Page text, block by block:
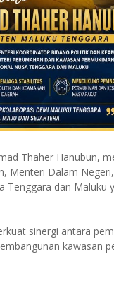
Thaher Hanubun,
Menteri Dalam
dan Maluku
sinergi antara
kawasan